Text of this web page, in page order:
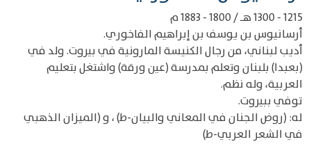
1215 - 1300 هـ / 1800 - 1883 م
أرسانيوس بن يوسف بن إبراهيم الفاخوري.
أديب لبناني، من رجال الكنيسة المارونية في بيروت. ولد في
(بعبدا) بلبنان وتعلم بمدرسة (عين ورقة) واشتغل بتعليم
العربية، وله نظم.
توفي ببيروت.
له: (روض الجنان في المعاني والبيان-ط) ، و (الميزان الذهبي
في الشعر العربي-ط)